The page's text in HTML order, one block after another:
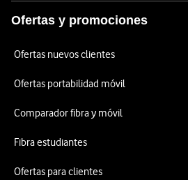
Ofertas y promociones
Ofertas nuevos clientes
Ofertas portabilidad móvil
Comparador fibra y móvil
Fibra estudiantes
Ofertas para clientes